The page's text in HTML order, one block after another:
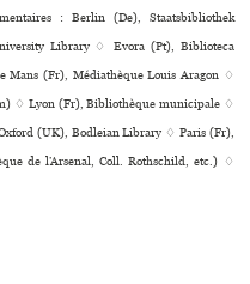
: Berlin (De), Staatsbibliothek
Library ♢ Evora (Pt), Biblioteca
(Fr), Médiathèque Louis Aragon ♢
♢ Lyon (Fr), Bibliothèque muni­ci­pale ♢
(UK), Bodleian Library ♢ Paris (Fr),
de l’Arsenal, Coll. Rothschild, etc.) ♢